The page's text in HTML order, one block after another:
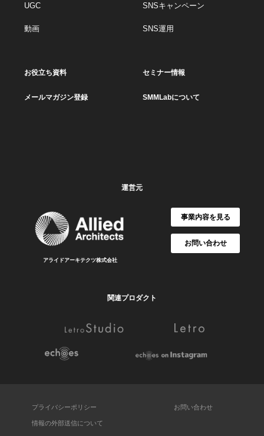
UGC
動画
SNSキャンペーン
SNS運用
お役立ち資料 セミナー情報
メールマガジン登録 SMMLabについて
運営元
アライドアーキテクツ株式会社
事業内容を見る
お問い合わせ
関連プロダクト
プライバシーポリシー お問い合わせ
情報の外部送信について